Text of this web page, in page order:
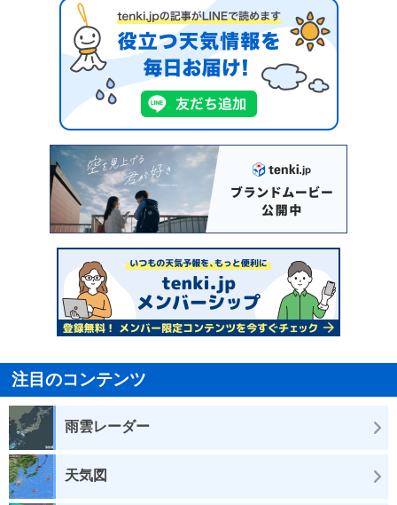
注目のコンテンツ
雨雲レーダー
天気図